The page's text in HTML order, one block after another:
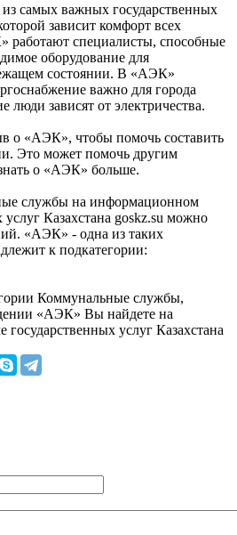
самых важных государственных
зависит комфорт всех
работают специалисты, способные
оборудование для
состоянии. В «АЭК»
важно для города
люди зависят от электричества.
о «АЭК», чтобы помочь составить
Это может помочь другим
о «АЭК» больше.
службы на информационном
услуг Казахстана goskz.su можно
«АЭК» - одна из таких
к подкатегории:
Коммунальные службы,
«АЭК» Вы найдете на
услуг Казахстана